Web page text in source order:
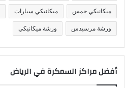
ميكانيكي جمس ميكانيكي سيارات
ورشة مرسيدس ورشة ميكانيكي
أفضل مراكز السمكرة في الرياض